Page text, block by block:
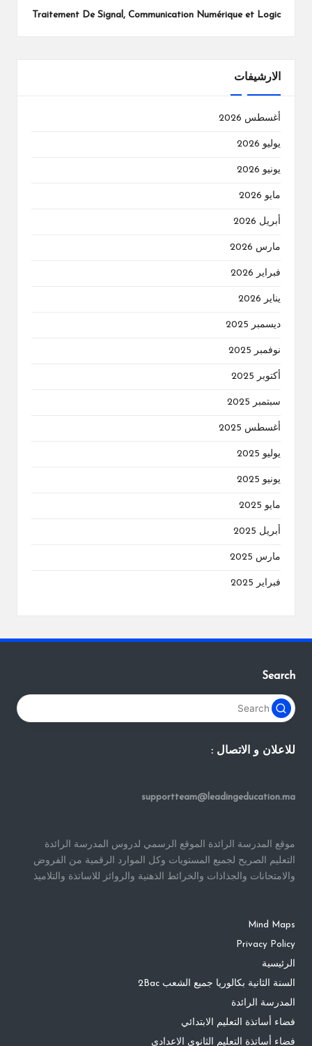
Traitement De Signal, Communication Numérique et Logic
الارشيفات
أغسطس 2026
يوليو 2026
يونيو 2026
مايو 2026
أبريل 2026
مارس 2026
فبراير 2026
يناير 2026
ديسمبر 2025
نوفمبر 2025
أكتوبر 2025
سبتمبر 2025
أغسطس 2025
يوليو 2025
يونيو 2025
مايو 2025
أبريل 2025
مارس 2025
فبراير 2025
Search
للاعلان و الاتصال :
supportteam@leadingeducation.ma
موقع المدرسة الرائدة الموقع الرسمي لدروس المدرسة الرائدة
التعليم الصريح لجميع المستويات وكل الموارد الرقمية من الفروض
والامتحانات والجذاذات والخرائط الذهنية والروائز للاساتذة والتلاميذ
Mind Maps
Privacy Policy
الرئيسية
السنة الثانية بكالوريا جميع الشعب 2Bac
المدرسة الرائدة
فضاء أساتذة التعليم الابتدائي
فضاء أساتذة التعليم الثانوي الاعدادي